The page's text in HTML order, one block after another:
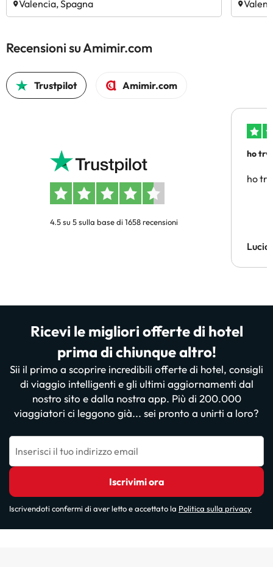
Valencia, Spagna
Recensioni su Amimir.com
Trustpilot Amimir.com
4.5 su 5 sulla base di 1658 recensioni
ho
ho
Lucia
Ricevi le migliori offerte di hotel
prima di chiunque altro!
Sii il primo a scoprire incredibili offerte di hotel, consigli
di viaggio intelligenti e gli ultimi aggiornamenti dal
nostro sito e dalla nostra app. Più di 200.000
viaggiatori ci leggono già... sei pronto a unirti a loro?
Inserisci il tuo indirizzo email
Iscrivimi ora
Iscrivendoti confermi di aver letto e accettato la Politica sulla privacy